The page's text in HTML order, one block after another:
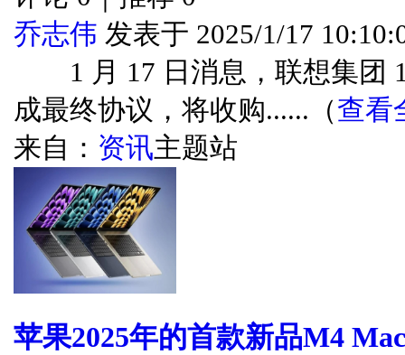
乔志伟 发表于 2025/1/17
1 月 17 日消息，联想集团
成最终协议，将收购......（查看
来自： 资讯主题站
苹果2025年的首款新品M4